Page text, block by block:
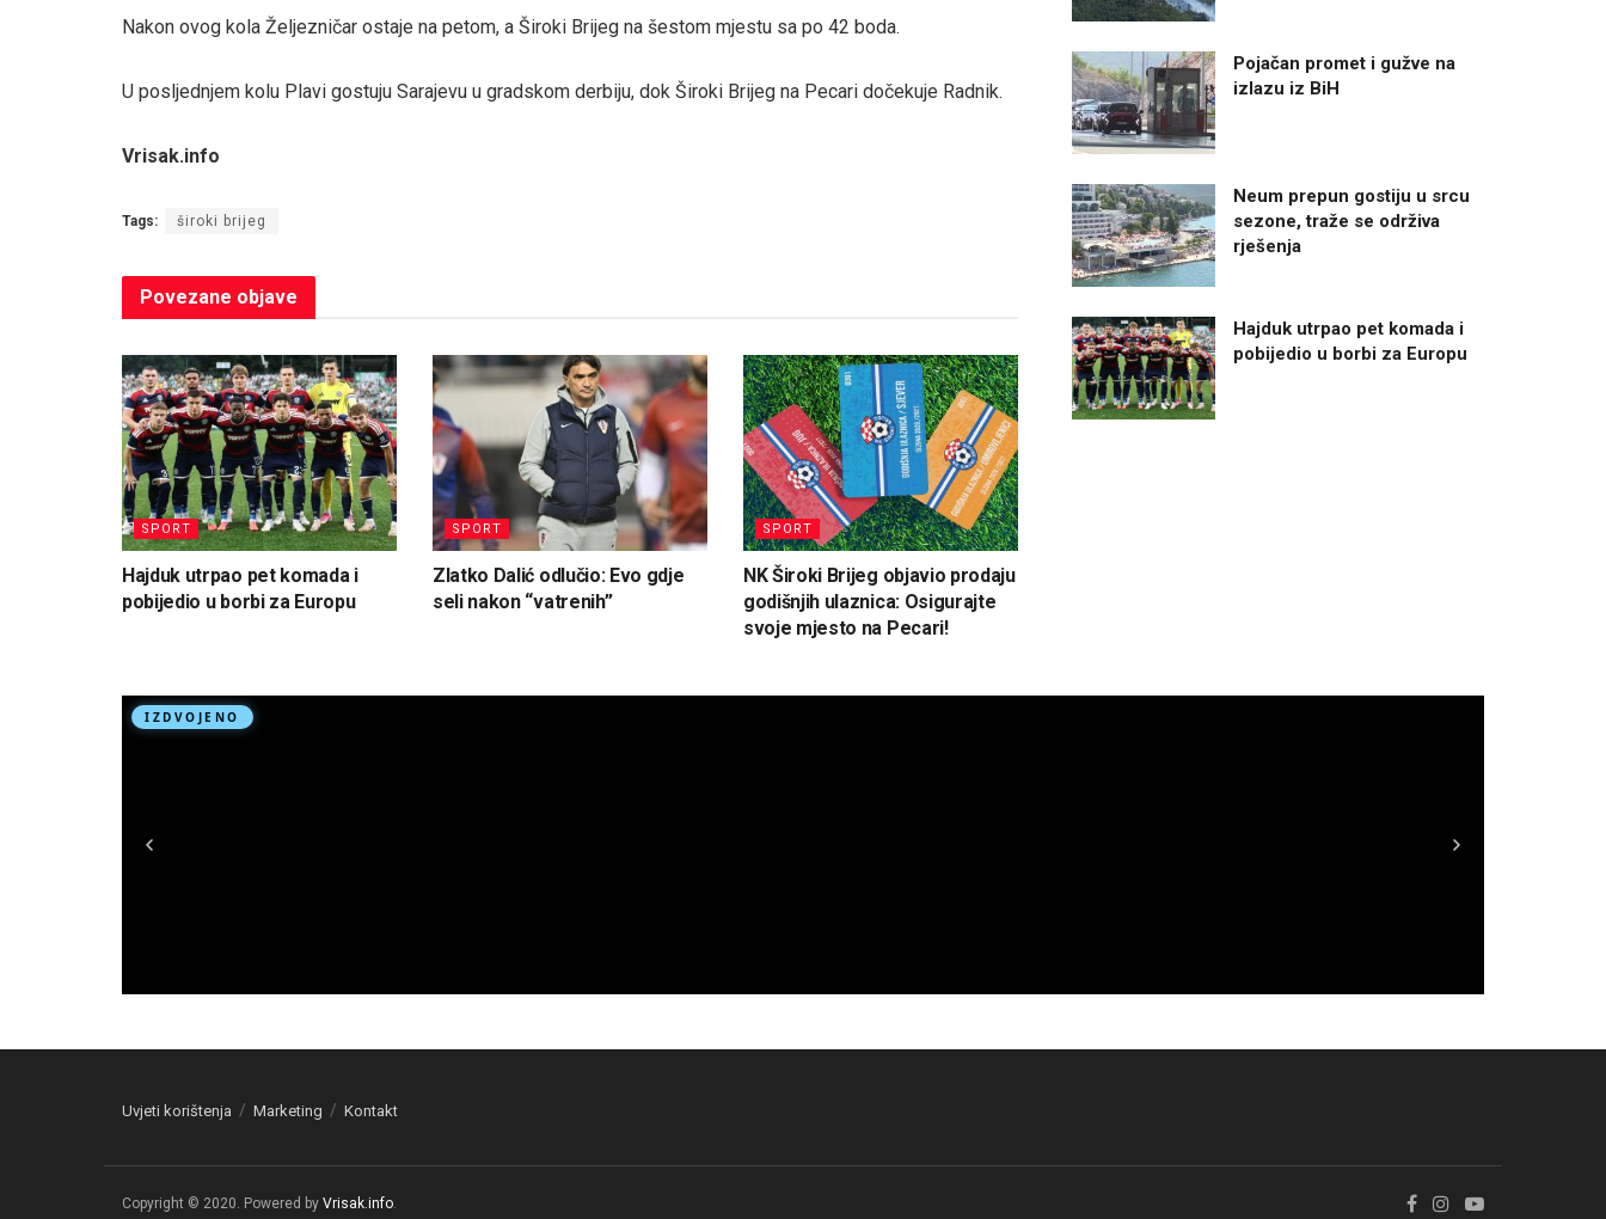
Nakon ovog kola Željezničar ostaje na petom, a Široki Brijeg na šestom mjestu sa po 42 boda.
U posljednjem kolu Plavi gostuju Sarajevu u gradskom derbiju, dok Široki Brijeg na Pecari dočekuje Radnik.
Vrisak.info
Tags: široki brijeg
Povezane objave
SPORT
Hajduk utrpao pet komada i
pobijedio u borbi za Europu
SPORT
Zlatko Dalić odlučio: Evo gdje
seli nakon “vatrenih”
SPORT
NK Široki Brijeg objavio prodaju
godišnjih ulaznica: Osigurajte
svoje mjesto na Pecari!
Pojačan promet i gužve na
izlazu iz BiH
Neum prepun gostiju u srcu
sezone, traže se održiva
rješenja
Hajduk utrpao pet komada i
pobijedio u borbi za Europu
Uvjeti korištenja Marketing Kontakt
Copyright © 2020. Powered by Vrisak.info.